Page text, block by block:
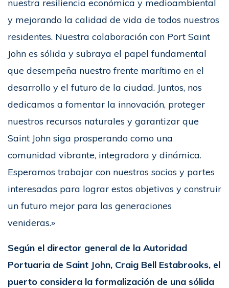
nuestra resiliencia económica y medioambiental
y mejorando la calidad de vida de todos nuestros
residentes. Nuestra colaboración con Port Saint
John es sólida y subraya el papel fundamental
que desempeña nuestro frente marítimo en el
desarrollo y el futuro de la ciudad. Juntos, nos
dedicamos a fomentar la innovación, proteger
nuestros recursos naturales y garantizar que
Saint John siga prosperando como una
comunidad vibrante, integradora y dinámica.
Esperamos trabajar con nuestros socios y partes
interesadas para lograr estos objetivos y construir
un futuro mejor para las generaciones
venideras.»
Según el director general de la Autoridad
Portuaria de Saint John, Craig Bell Estabrooks, el
puerto considera la formalización de una sólida